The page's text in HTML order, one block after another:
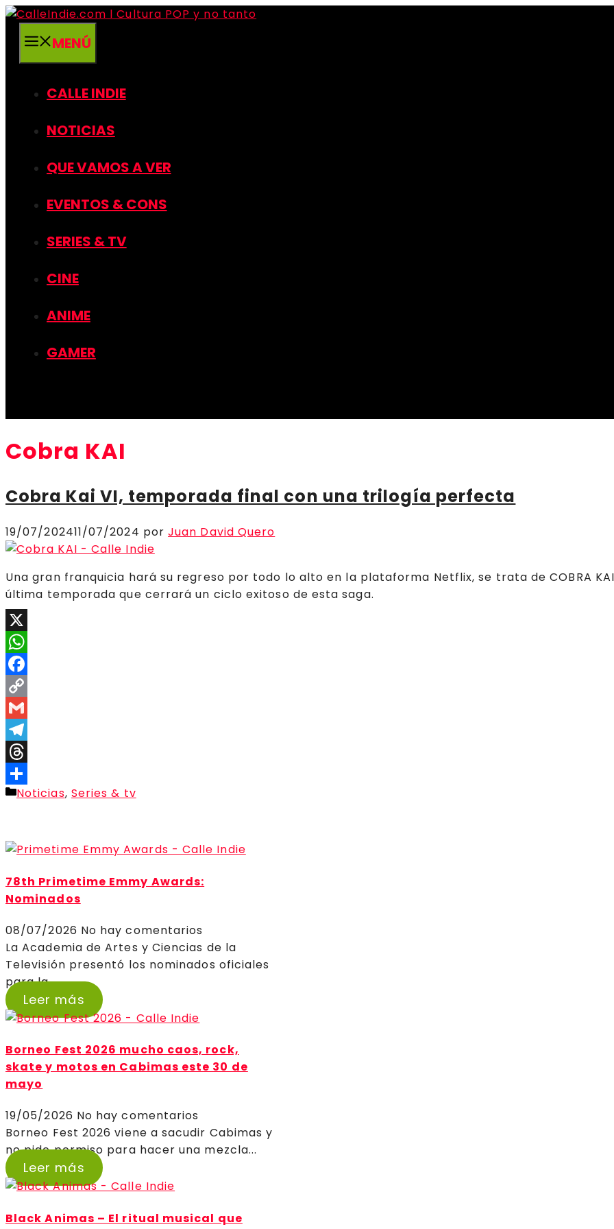
Saltar
contenidoMENÚ
CALLE INDIE
NOTICIAS
QUE VAMOS A VER
EVENTOS & CONS
SERIES & TV
CINE
ANIME
GAMER
Cobra KAI
Cobra Kai VI, temporada final con una trilogía perfecta
19/07/202411/07/2024 porJuan David Quero
Una gran franquicia hará su regreso por todo lo alto en la plataforma Netflix, se trata de COBRA
última temporada que cerrará un ciclo exitoso de esta saga.
X
WhatsApp
Facebook
Copy
Link
Gmail
Telegram
Threads
Compartir
Categorías
Noticias, Series & tv
78th Primetime Emmy Awards:
Nominados
08/07/2026 No hay comentarios
La Academia de Artes y Ciencias de la
Televisión presentó los nominados oficiales
para la...
Leer más
Borneo Fest 2026 mucho caos, rock,
skate y motos en Cabimas este 30 de
mayo
19/05/2026 No hay comentarios
Borneo Fest 2026 viene a sacudir Cabimas y
no pide permiso para hacer una mezcla...
Leer más
Black Animas – El ritual musical que